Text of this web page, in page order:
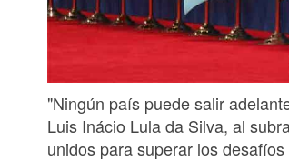
"Ningún país puede salir
Luis Inácio Lula da Silva, al
unidos para superar los